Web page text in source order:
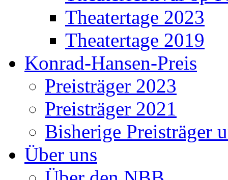
Theatertage 2023
Theatertage 2019
Konrad-Hansen-Preis
Preisträger 2023
Preisträger 2021
Bisherige Preisträger
Über uns